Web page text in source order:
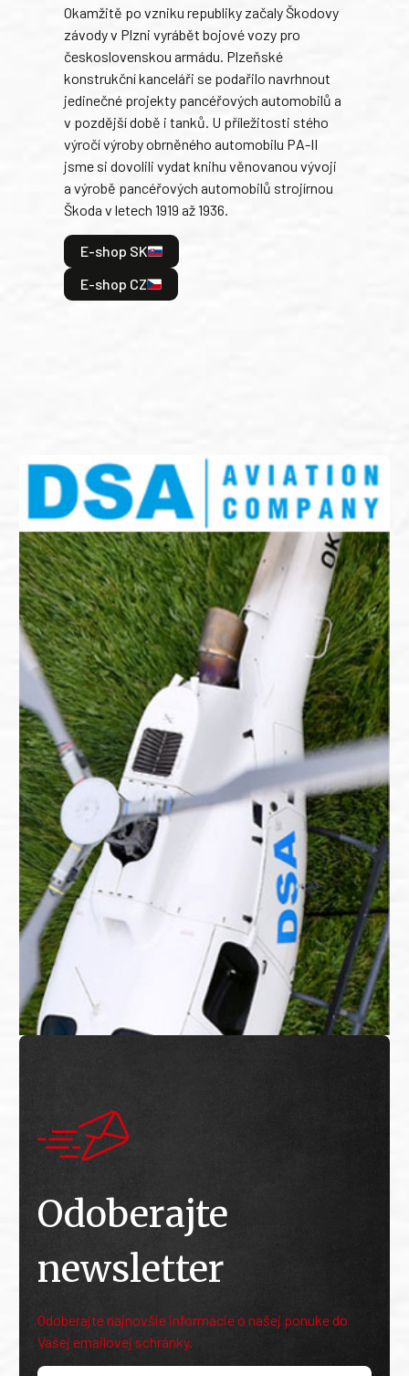
Okamžitě po vzniku republiky začaly Škodovy
závody v Plzni vyrábět bojové vozy pro
československou armádu. Plzeňské
konstrukční kanceláři se podařilo navrhnout
jedinečné projekty pancéřových automobilů a
v pozdější době i tanků. U příležitosti stého
výročí výroby obrněného automobilu PA-II
jsme si dovolili vydat knihu věnovanou vývoji
a výrobě pancéřových automobilů strojírnou
Škoda v letech 1919 až 1936.
E-shop SK
E-shop CZ
Odoberajte
newsletter
Odoberajte najnovšie informácie o našej ponuke do
Vašej emailovej schránky.